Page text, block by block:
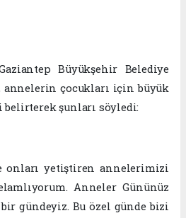
Büyükşehir Belediye
annelerin çocukları için büyük
şunları söyledi:
onları yetiştiren annelerimizi
Anneler Gününüz
gündeyiz. Bu özel günde bizi